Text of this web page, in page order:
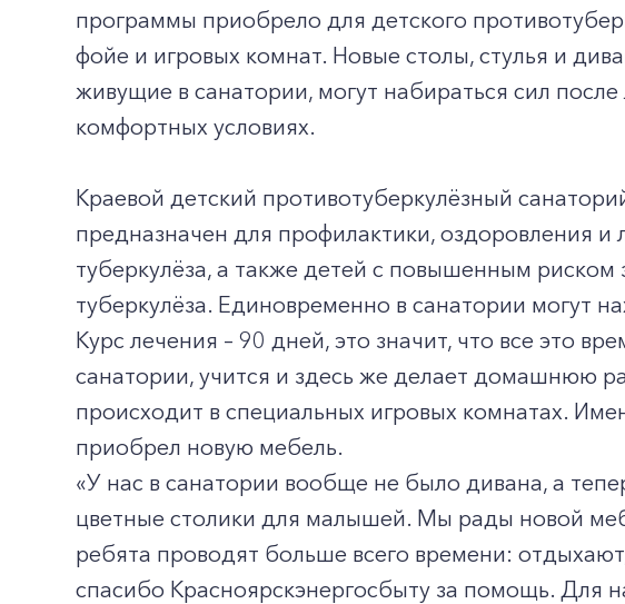
программы приобрело для детского
фойе и игровых комнат. Новые столы, стулья и
живущие в санатории, могут набираться сил
комфортных условиях.
Краевой детский противотуберкулёзный
предназначен для профилактики, оздоровления
туберкулёза, а также детей с повышенным
туберкулёза. Единовременно в санатории могут
Курс лечения – 90 дней, это значит, что все это
санатории, учится и здесь же делает домашнюю
происходит в специальных игровых комнатах.
приобрел новую мебель.
«У нас в санатории вообще не было дивана, а
цветные столики для малышей. Мы рады новой
ребята проводят больше всего времени:
спасибо Красноярскэнергосбыту за помощь. Для